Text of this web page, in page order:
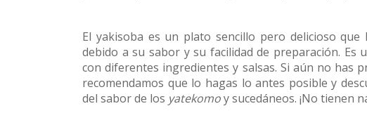
El yakisoba es un plato sencillo pero delicioso
debido a su sabor y su facilidad de preparación.
con diferentes ingredientes y salsas. Si aún no has
recomendamos que lo hagas lo antes posible y
del sabor de los yatekomoy sucedáneos. ¡No tienen